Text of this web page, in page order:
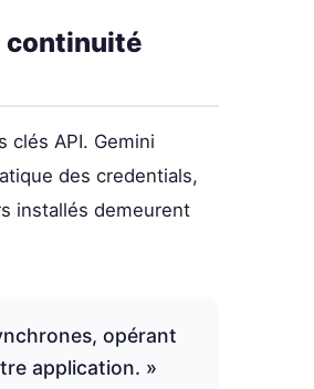
continuité
clés API. Gemini
des credentials,
installés demeurent
opérant
application. »